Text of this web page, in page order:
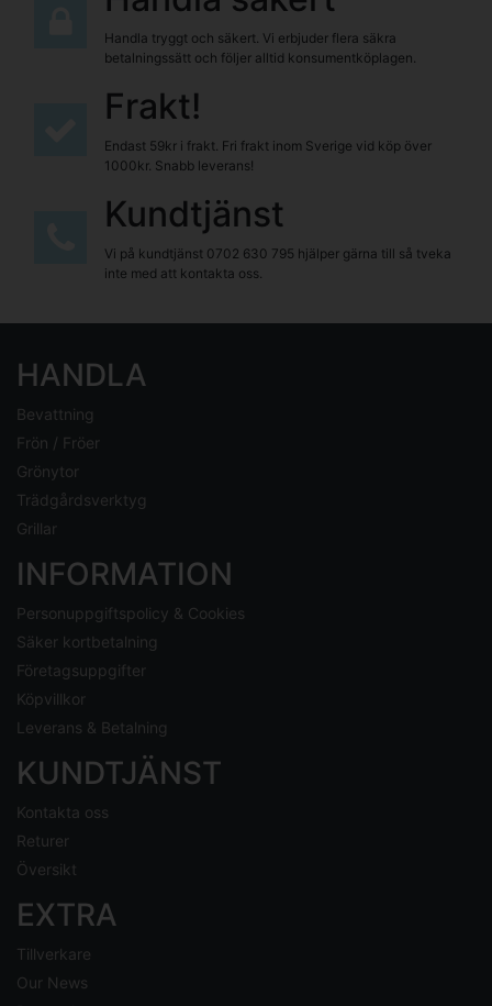
Handla tryggt och säkert. Vi erbjuder flera säkra
betalningssätt och följer alltid konsumentköplagen.
Frakt!
Endast 59kr i frakt. Fri frakt inom Sverige vid köp över
1000kr. Snabb leverans!
Kundtjänst
Vi på kundtjänst 0702 630 795 hjälper gärna till så tveka
inte med att kontakta oss.
HANDLA
Bevattning
Frön / Fröer
Grönytor
Trädgårdsverktyg
Grillar
INFORMATION
Personuppgiftspolicy & Cookies
Säker kortbetalning
Företagsuppgifter
Köpvillkor
Leverans & Betalning
KUNDTJÄNST
Kontakta oss
Returer
Översikt
EXTRA
Tillverkare
Our News